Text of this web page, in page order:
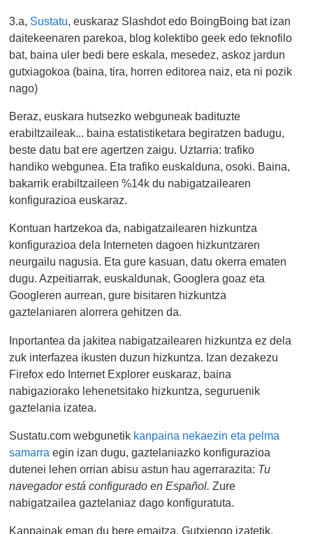
3.a, Sustatu, euskaraz Slashdot edo BoingBoing bat izan
daitekeenaren parekoa, blog kolektibo geek edo teknofilo
bat, baina uler bedi bere eskala, mesedez, askoz jardun
gutxiagokoa (baina, tira, horren editorea naiz, eta ni pozik
nago)
Beraz, euskara hutsezko webguneak badituzte
erabiltzaileak... baina estatistiketara begiratzen badugu,
beste datu bat ere agertzen zaigu. Uztarria: trafiko
handiko webgunea. Eta trafiko euskalduna, osoki. Baina,
bakarrik erabiltzaileen %14k du nabigatzailearen
konfigurazioa euskaraz.
Kontuan hartzekoa da, nabigatzailearen hizkuntza
konfigurazioa dela Interneten dagoen hizkuntzaren
neurgailu nagusia. Eta gure kasuan, datu okerra ematen
dugu. Azpeitiarrak, euskaldunak, Googlera goaz eta
Googleren aurrean, gure bisitaren hizkuntza
gaztelaniaren alorrera gehitzen da.
Inportantea da jakitea nabigatzailearen hizkuntza ez dela
zuk interfazea ikusten duzun hizkuntza. Izan dezakezu
Firefox edo Internet Explorer euskaraz, baina
nabigaziorako lehenetsitako hizkuntza, seguruenik
gaztelania izatea.
Sustatu.com webgunetik kanpaina nekaezin eta pelma
samarra egin izan dugu, gaztelaniazko konfigurazioa
dutenei lehen orrian abisu astun hau agerrarazita: Tu
navegador está configurado en Español. Zure
nabigatzailea gaztelaniaz dago konfiguratuta.
Kanpainak eman du bere emaitza. Gutxiengo izatetik,